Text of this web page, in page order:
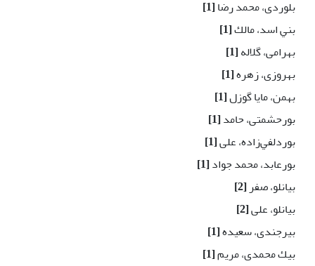
بلوردی، محمد رضا[1]
بني اسد، مالك[1]
بهرامی، گلاله[1]
بهروزی، زهره[1]
بهمن، مایا گوزل[1]
بورحشمتی، حامد[1]
بوردلفي‌زاده، علی[1]
بورعابد، محمد جواد[1]
بیانلو، صفر[2]
بیانلو، علی[2]
بیرجندی، سعیده[1]
بیك محمدی، مریم[1]